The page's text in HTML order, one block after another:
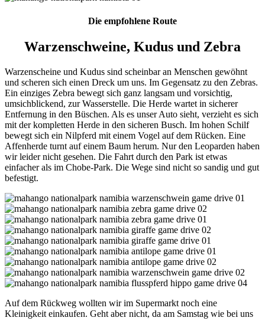
Die empfohlene Route
Warzenschweine, Kudus und Zebra
Warzenscheine und Kudus sind scheinbar an Menschen gewöhnt
und scheren sich einen Dreck um uns. Im Gegensatz zu den Zebras.
Ein einziges Zebra bewegt sich ganz langsam und vorsichtig,
umsichblickend, zur Wasserstelle. Die Herde wartet in sicherer
Entfernung in den Büschen. Als es unser Auto sieht, verzieht es sich
mit der kompletten Herde in den sicheren Busch. Im hohen Schilf
bewegt sich ein Nilpferd mit einem Vogel auf dem Rücken. Eine
Affenherde turnt auf einem Baum herum. Nur den Leoparden haben
wir leider nicht gesehen. Die Fahrt durch den Park ist etwas
einfacher als im Chobe-Park. Die Wege sind nicht so sandig und gut
befestigt.
Auf dem Rückweg wollten wir im Supermarkt noch eine
Kleinigkeit einkaufen. Geht aber nicht, da am Samstag wie bei uns